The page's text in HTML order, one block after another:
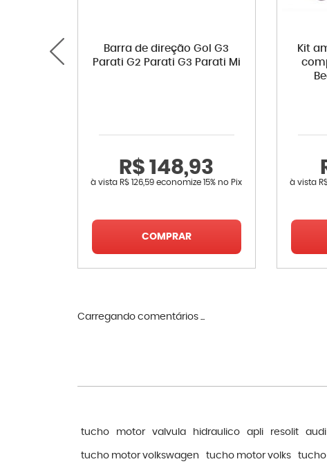
Barra de direção Gol G3
Parati G2 Parati G3 Parati Mi
R$ 148,93
à vista R$ 126,59 economize15% no Pix
COMPRAR
Kit
à vista
Carregando comentários ...
tucho motor valvula hidraulico apli resolit audi
tucho motor volkswagen tucho motor volks